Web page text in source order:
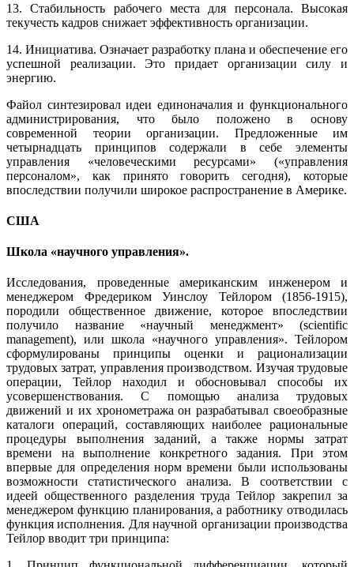
13. Стабильность рабочего места для персонала. Высокая
текучесть кадров снижает эффективность организации.
14. Инициатива. Означает разработку плана и обеспечение его
успешной реализации. Это придает организации силу и
энергию.
Файол синтезировал идеи единоначалия и функционального
администрирования, что было положено в основу
современной теории организации. Предложенные им
четырнадцать принципов содержали в себе элементы
управления «человеческими ресурсами» («управления
персоналом», как принято говорить сегодня), которые
впоследствии получили широкое распространение в Америке.
США
Школа «научного управления».
Исследования, проведенные американским инженером и
менеджером Фредериком Уинслоу Тейлором (1856-1915),
породили общественное движение, которое впоследствии
получило название «научный менеджмент» (scientific
management), или школа «научного управления». Тейлором
сформулированы принципы оценки и рационализации
трудовых затрат, управления производством. Изучая трудовые
операции, Тейлор находил и обосновывал способы их
усовершенствования. С помощью анализа трудовых
движений и их хронометража он разрабатывал своеобразные
каталоги операций, составляющих наиболее рациональные
процедуры выполнения заданий, а также нормы затрат
времени на выполнение конкретного задания. При этом
впервые для определения норм времени были использованы
возможности статистического анализа. В соответствии с
идеей общественного разделения труда Тейлор закрепил за
менеджером функцию планирования, а работнику отводилась
функция исполнения. Для научной организации производства
Тейлор вводит три принципа: